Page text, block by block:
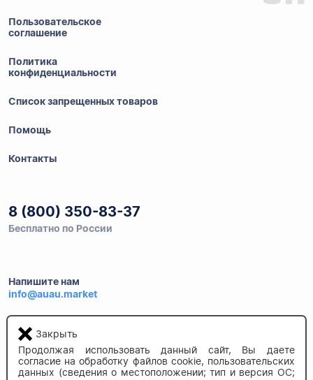
Пользовательское
соглашение
Политика
конфиденциальности
Список запрещенных товаров
Помощь
Контакты
8 (800) 350-83-37
Бесплатно по России
Напишите нам
info@auau.market
236027, г.Калининград
ул.Калязинская 6, оф. 2
Закрыть
Продолжая использовать данный сайт, Вы даете
согласие на обработку файлов cookie, пользовательских
данных (сведения о местоположении; тип и версия ОС;